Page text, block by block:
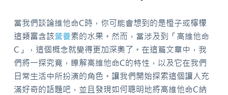
當我們談論維他命C時，你可能會想到的是橙子或檸檬
這類富含該營養素的水果。然而，當涉及到「高維他命
C」，這個概念就變得更加深奧了。在這篇文章中，我
們將一探究竟，瞭解高維他命C的特性，以及它在我們
日常生活中所扮演的角色。讓我們開始探索這個讓人充
滿好奇的話題吧，並且發現如何聰明地將高維他命C納